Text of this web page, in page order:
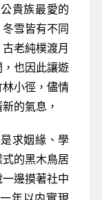
貴族最愛的
雪皆有不同
老純樸渡月
也因此讓遊
小徑，儘情
的氣息，
求姻緣、學
的黑木鳥居
邊摸著社中